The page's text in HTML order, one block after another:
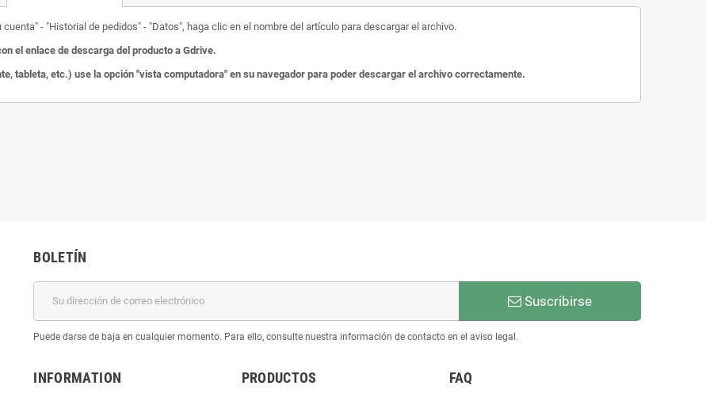
- "Historial de pedidos" - "Datos", haga clic en el nombre del artículo para descargar el archivo.
el enlace de descarga del producto a Gdrive.
tableta, etc.) use la opción "vista computadora" en su navegador para poder descargar el archivo correctamente.
BOLETÍN
Suscribirse
Puede darse de baja en cualquier momento. Para ello, consulte nuestra información de contacto en el aviso legal.
INFORMATION PRODUCTOS FAQ